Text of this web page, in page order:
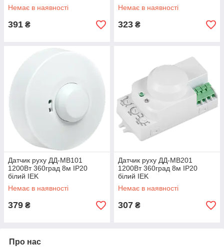
Немає в наявності
391 ₴
Немає в наявності
323 ₴
Датчик руху ДД-МВ101
1200Вт 360град 8м IP20
білий IEK
Немає в наявності
379 ₴
Датчик руху ДД-МВ201
1200Вт 360град 8м IP20
білий IEK
Немає в наявності
307 ₴
Про нас